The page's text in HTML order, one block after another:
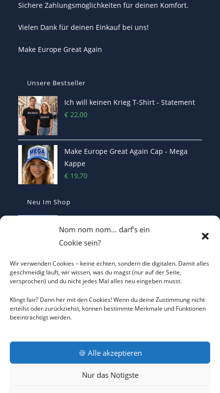
Nom nom nom… darf’s ein
Cookie sein?
Wir verwenden Cookies – keine echten, sondern die digitalen. Damit alles
geschmeidig läuft, wir wissen, was du magst (nur auf der Seite,
versprochen) und du nicht jedes Mal alles neu eingeben musst.
Klingt fair? Dann her mit den Cookies! Wenn du deine Zustimmung nicht
erteilst oder zurückziehst, können bestimmte Merkmale und Funktionen
beeinträchtigt werden.
🍪 Alle akzeptieren
Nur das Nötigste
Sichere Zahlungsmöglichkeiten für deinen Komfort.
Vielen Dank für deinen Einkauf bei uns!
Make Europe Great Again
Unsere Bestseller
Ich will keinen Krieg T-Shirt - Statement
€ 22,00
Make Europe Great Again Cap - Mega
Kappe
€ 19,70
Neu Im Shop
Hysterikern für Schnappatmung
€22,00
Casquette Je Suis Marine – Trucker Cap
€19,70
ICH WILL KEINEN KRIEG Trucker Cap –
€19,70